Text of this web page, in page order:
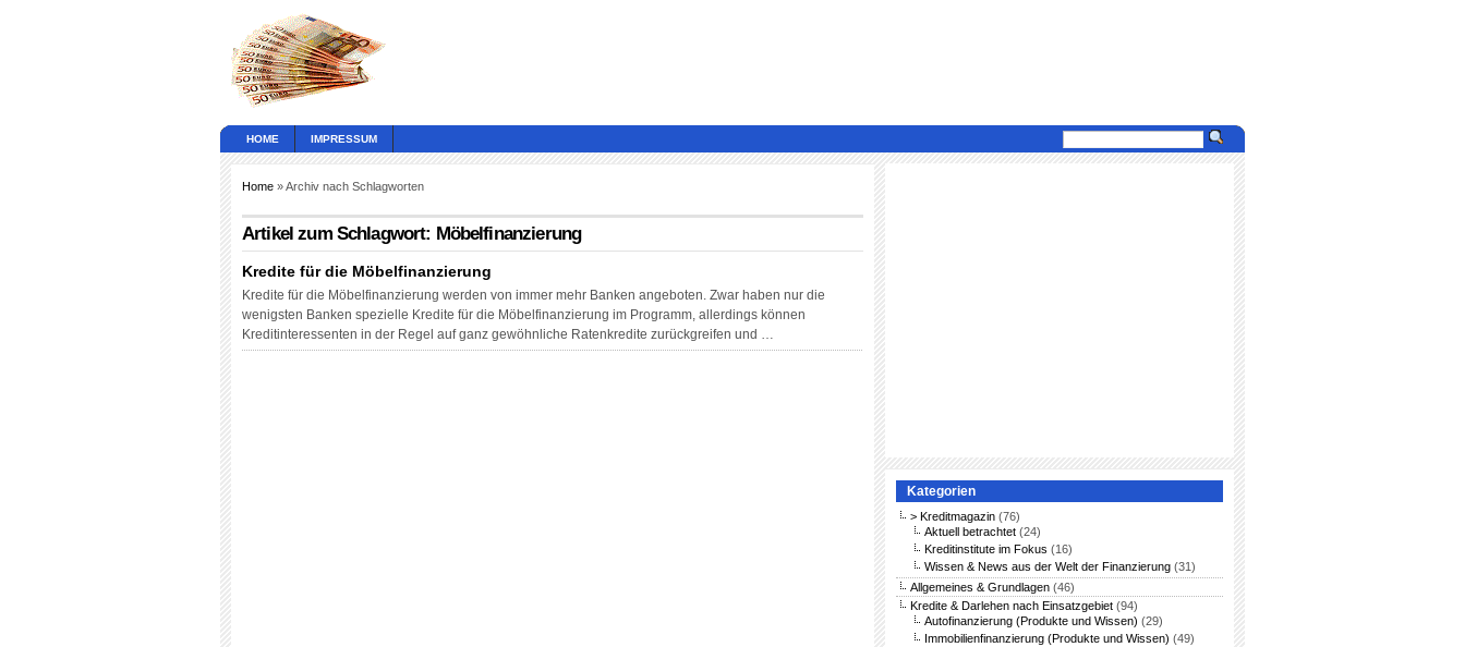
HOME IMPRESSUM
Home » Archiv nach Schlagworten
Artikel zum Schlagwort: Möbelfinanzierung
Kredite für die Möbelfinanzierung
Kredite für die Möbelfinanzierung werden von immer mehr Banken angeboten. Zwar haben nur die
wenigsten Banken spezielle Kredite für die Möbelfinanzierung im Programm, allerdings können
Kreditinteressenten in der Regel auf ganz gewöhnliche Ratenkredite zurückgreifen und …
Kategorien
> Kreditmagazin (76)
Aktuell betrachtet (24)
Kreditinstitute im Fokus (16)
Wissen & News aus der Welt der Finanzierung (31)
Allgemeines & Grundlagen (46)
Kredite & Darlehen nach Einsatzgebiet (94)
Autofinanzierung (Produkte und Wissen) (29)
Immobilienfinanzierung (Produkte und Wissen) (49)